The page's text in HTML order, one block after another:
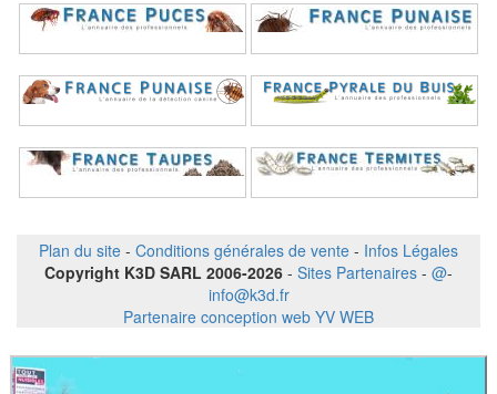
Plan du site - Conditions générales de vente - Infos Légales
Copyright K3D SARL 2006-2026 - Sites Partenaires - @-
info@k3d.fr
Partenaire conception web YV WEB